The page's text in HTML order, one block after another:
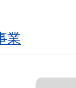
業